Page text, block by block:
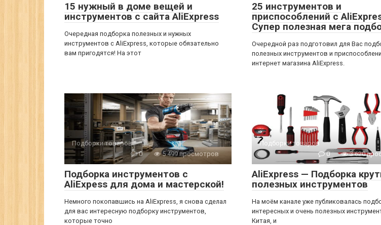
15 нужный в доме вещей и
инструментов с сайта AliExpress
Очередная подборка полезных и нужных
инструментов с AliExpress, которые обязательно
вам пригодятся! На этот
25 инструментов и
приспособлений с
Супер полезная мега
Очередной раз подготовил для Вас
полезных инструментов и
интернет магазина AliExpress.
Подборки товаров
0
5 499 просмотров
Подборка инструментов с
AliExpess для дома и мастерской!
Немного покопавшись на AliExpress, я снова сделал
для вас интересную подборку инструментов,
которые точно
Подборки товаров
0
3 620
AliExpress — Подборка
полезных инструментов
На моём канале уже публиковалась
интересных и очень полезных
Китая, и